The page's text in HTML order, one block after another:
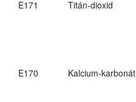
E171
Titán-dioxid
E170 Kalcium-karbonát